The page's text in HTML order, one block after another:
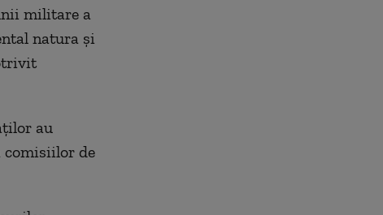
militare a
natura şi
au
comisiilor de